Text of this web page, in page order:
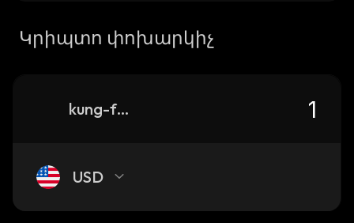
Կրիպտո փոխարկիչ
kung-fu-hamster
USD